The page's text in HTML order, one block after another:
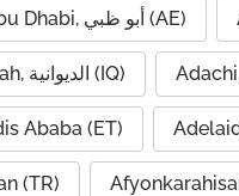
Abu Dhabi, أبو ظبي (AE)
Ad Diwaniyah, الديوانية (IQ)
Ababa (ET)
(TR)